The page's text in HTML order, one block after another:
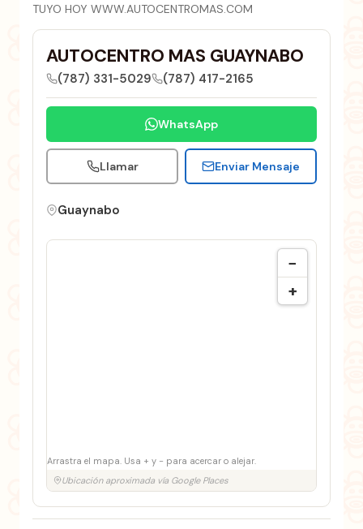
TUYO HOY WWW.AUTOCENTROMAS.COM
AUTOCENTRO MAS GUAYNABO
(787) 331-5029 (787) 417-2165
WhatsApp
Llamar Enviar Mensaje
Guaynabo
−
+
Arrastra el mapa. Usa + y − para acercar o alejar.
Ubicación aproximada vía Google Places